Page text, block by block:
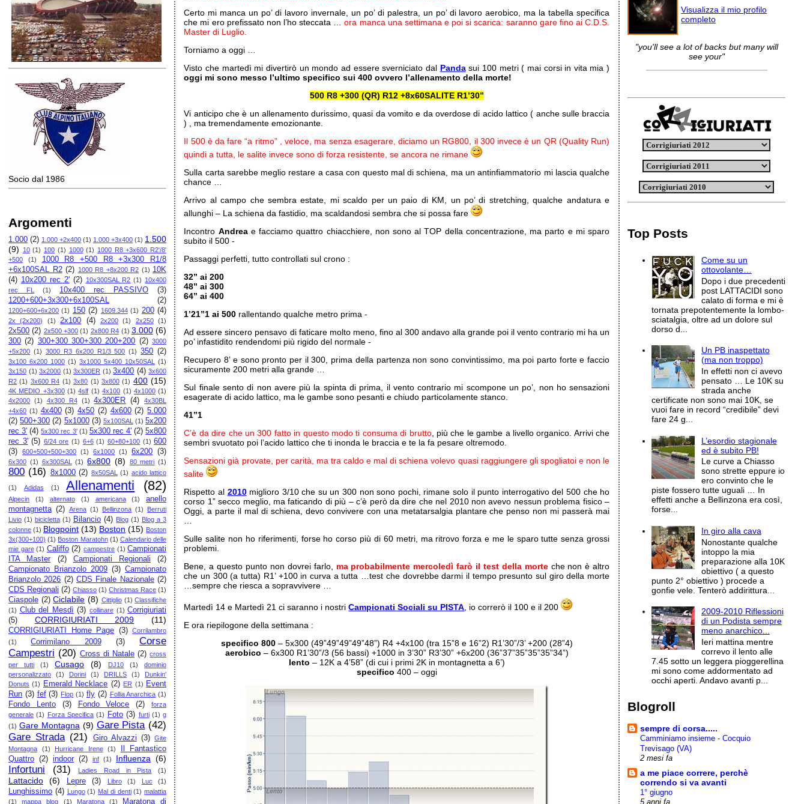
Socio dal 1986
Argomenti
1.000 (2) 1.000 +2x400 (1) 1.000 +3x400 (1) 1.500
(9)
10 (1) 100 (1) 1000 (1) 1000 R8 +3x600 R2'/8'
+500
(1)
1000 R8 +500 R8 +3x300 R1/8
+6x100SAL R2 (2) 1000 R8 +8x200 R2 (1) 10K
(4) 10x200 rec 2' (2) 10x300SAL R2 (1) 10x400
rec FL
(1) 10x400 rec PASSIVO
(3)
1200+600+3x300+6x100SAL
(2)
1200+600+6x200 (1) 150 (2) 1609.344 (1) 200 (4)
2x (2x200) (1) 2x100 (4) 2x200 (1) 2x250 (1)
2x500 (2) 2x500 +300 (1) 2x800 R4 (1) 3.000 (6)
300 (2) 300+300 300+300 200+200 (2) 3000
+5x200 (1) 3000 R3 6x200 R1/3 500 (1) 350 (2)
3x100 6x200 1000 (1) 3x1000 5x400 10x50SAL
(1)
3x150 (1) 3x2000 (1) 3x300ER (1) 3x400 (4) 3x600
R2 (1) 3x600 R4 (1) 3x80 (1) 3x800 (1) 400 (15)
4K MEDIO +3x300 (1) 4slf (1) 4x100 (1) 4x1000 (1)
4x2000 (1) 4x300 R4 (1) 4x300ER (4)
4x30BL
+4x60 (1) 4x400 (3) 4x50 (2) 4x600 (2) 5.000
(2) 500+300 (2) 5x1000 (3) 5x100SAL (1) 5x200
rec 3' (4) 5x300 rec 3' (1) 5x300 rec 4' (2) 5x800
rec 3' (5) 6/24 ore (1) 6+6 (1) 60+80+100 (1) 600
(3)
600+500+500+300 (1) 6x1000 (1) 6x200 (3)
6x300 (1) 6x300SAL (1) 6x800 (8) 80 metri (1)
800 (16) 8x1000 (2) 8x50SAL (1) acido lattico
(1) Adidas (1) Allenamenti (82)
Alpecin (1) alternato (1) americana (1)
anello
montagnetta (2) Arena (1) Bellinzona (1)
Berruti
Livio (1) bicicletta (1) Bilancio (4) Blog (1) Blog a 3
colonne (1) Blogpoint (13) Boston (15) Boston
3x(300+100) (1) Boston Maratohn (1) Calendario delle
mie gare (1) Califfo (2) campestre (1) Campionati
ITA Master
(2) Campionati Regionali
(2)
Campionato Brianzolo 2009 (3) Campionato
Brianzolo 2026 (2) CDS Finale Nazionale (2)
CDS Regionali (2) Chiasso (1) Christmas Race (1)
Ciaspole (2) Ciclabile (8) Cittiglio (1) Classifiche
(1) Club del Mesdì (3) collinare (1) Corrigiuriati
(5)
CORRIGIURIATI 2009 (11)
CORRIGIURIATI Home Page (3)
Corrilambro
(1)
Corrimilano 2009 (3)
Corse
Campestri (20) Cross di Natale (2) cross
per tutti
(1) Cusago (8) DJ10 (1)
dominio
personalizzato
(1) Dorini (1) DRILLS (1)
Dunkin'
Donuts (1) Emerald Necklace (2) ER (1) Event
Run (3) fef (3) Flop (1) fly (2) Follia Anarchica (1)
Fondo Lento (3) Fondo Veloce (2)
forza
generale (1) Forza Specifica (1) Foto (3) furti (1) g
(1) Gare Montagna (9) Gare Pista (42)
Gare Strada (21) Giro Alvazzi (3)
Gite
Montagna
(1) Hurricane Irene (1)
Il Fantastico
Quattro (2) indoor (2) inf (1) Influenza (6)
Infortuni (31) Ladies Road in Pista (1)
Lattacido (6) Lepre (3) Libro (1) Luc (1)
Lunghissimo (4) Lungo (1) Mal di denti (1) malattia
(1)
mappa blog (1) Maratona (1) Maratona di
Certo mi manca un po’ di lavoro invernale, un po’ di palestra, un po’ di lavoro aerobico, ma la tabella specifica
che mi ero prefissato non l’ho steccata …ora manca una settimana e poi si scarica: saranno gare fino ai C.D.S.
Master di Luglio.
Torniamo a oggi …
Visto che martedì mi divertirò un mondo ad essere sverniciato dal Pandasui 100 metri ( mai corsi in vita mia )
oggi mi sono messo l’ultimo specifico sui 400 ovvero l’allenamento della morte!
500 R8 +300 (QR) R12 +8x60SALITE R1’30”
Vi anticipo che è un allenamento durissimo, quasi da vomito e da overdose di acido lattico ( anche sulle braccia
) , ma tremendamente emozionante.
Il 500 è da fare “a ritmo” , veloce, ma senza esagerare, diciamo un RG800, il 300 invece è un QR (Quality Run)
quindi a tutta, le salite invece sono di forza resistente, se ancora ne rimane
Sulla carta sarebbe meglio restare a casa con questo mal di schiena, ma un antinfiammatorio mi lascia qualche
chance …
Arrivo al campo che sembra estate, mi scaldo per un paio di KM, un po’ di stretching, qualche andatura e
allunghi – La schiena da fastidio, ma scaldandosi sembra che si possa fare
Incontro Andreae facciamo quattro chiacchiere, non sono al TOP della concentrazione, ma parto e mi sparo
subito il 500 -
Passaggi perfetti, tutto controllati sul crono :
32” ai 200
48” ai 300
64” ai 400
1’21”1 ai 500 rallentando qualche metro prima -
Ad essere sincero pensavo di faticare molto meno, fino al 300 andavo alla grande poi il vento contrario mi ha un
po’ infastidito rendendomi più rigido del normale -
Recupero 8’ e sono pronto per il 300, prima della partenza non sono convintissimo, ma poi parto forte e faccio
sicuramente 200 metri alla grande …
Sul finale sento di non avere più la spinta di prima, il vento contrario mi scompone un po’, non ho sensazioni
esagerate di acido lattico, ma le gambe sono pesanti e chiudo particolamente stanco.
41”1
C’è da dire che un 300 fatto in questo modo ti consuma di brutto, più che le gambe a livello organico. Arrivi che
sembri svuotato poi l’acido lattico che ti inonda le braccia e te la fa pesare oltremodo.
Sensazioni già provate, per carità, ma tra caldo e mal di schiena volevo quasi raggiungere gli spogliatoi e non le
salite
Rispetto al 2010miglioro 3/10 che su un 300 non sono pochi, rimane solo il punto interrogativo del 500 che ho
corso 1” secco meglio, ma faticando di più – c’è però da dire che nel 2010 non avevo nessun problema fisico –
Oggi, a parte il mal di schiena, devo convivere con una metatarsalgia plantare che penso non mi passerà mai
Sulle salite non ho riferimenti, forse ho corso più di 60 metri, ma ritrovo forza e me le sparo tutte senza grossi
problemi.
Bene, a questo punto non dovrei farlo, ma probabilmente mercoledì farò il test della morteche non è altro
che un 300 (a tutta) R1’ +100 in curva a tutta …test che dovrebbe darmi il tempo presunto sul giro della morte
…sempre che riesca a sopravvivere …
Martedì 14 e Martedì 21 ci saranno i nostriCampionati Sociali su PISTA , io correrò il 100 e il 200
E ora riepilogone della settimana :
specifico 800– 5x300 (49”49”49”49”48”) R4 +4x100 (tra 15”8 e 16”2) R1’30”/3’ +200 (28”4)
aerobico – 6x300 R1’30”/3 (56 bassi) +1000 in 3’30” R3’30” +6x200 (36”37”35”35”35”34”)
lento – 12K a 4’58” (di cui i primi 2K in montagnetta a 6’)
specifico 400 – oggi
Visualizza il mio profilo
completo
"you'll see a lot of backs but many will
see your"
Top Posts
Come su un
ottovolante…
Dopo i due precedenti
post LATTACIDI sono
calato di forma e mi è
tornata prepotentemente la lombo-
sciatalgia, oltre ad un dolore sul
dorso d...
Un PB inaspettato
(ma non troppo)
In effetti non ci avevo
pensato … Le 10K su
strada anche
certificate non sono mai 10K, se
vuoi fare in record “credibile” devi
fare 24 g...
L’esordio stagionale
ed è subito PB!
Le curve a Chiasso
sono strette eppure io
ero convinto che le
piste fossero tutte uguali … In
effetti anche a Bellinzona era così,
forse...
In giro alla cava
Nonostante qualche
intoppo la mia
preparazione alla 10K
obiettivo ( a questo
punto 2° obiettivo ) procede a
gonfie vele. Tenterò addirittura...
2009-2010 Riflessioni
di un Podista sempre
meno anarchico...
Ieri mattina mentre
correvo il lento alle
7.45 sotto un leggera pioggerellina
mi sono come addormentato ad
occhi aperti. Andavo avanti p...
Blogroll
sempre di corsa.....
Camminiamo insieme - Cocquio
Trevisago (VA)
2 mesi fa
a me piace correre, perchè
correndo si va avanti
1° giugno
5 anni fa